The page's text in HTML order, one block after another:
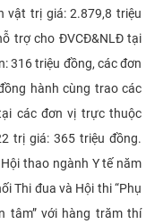
vật trị giá: 2.879,8 triệu
trợ cho ĐVCĐ&NLĐ tại
316 triệu đồng, các đơn
hành cùng trao các
các đơn vị trực thuộc
trị giá: 365 triệu đồng.
thao ngành Y tế năm
Thi đua và Hội thi “Phụ
tâm” với hàng trăm thí